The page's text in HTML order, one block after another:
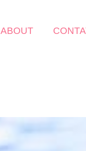
ABOUT